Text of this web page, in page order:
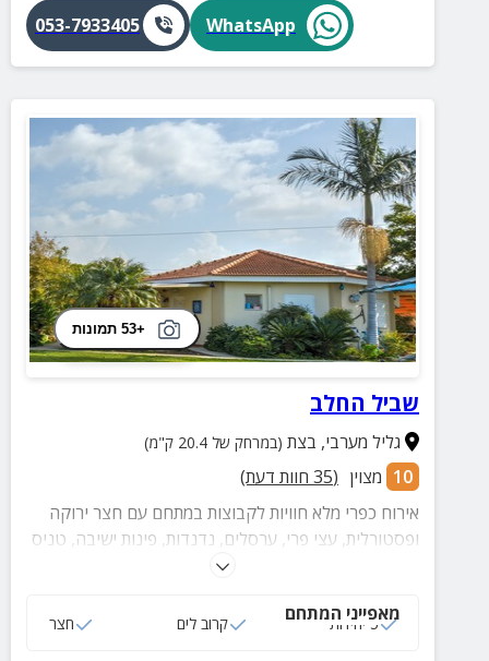
WhatsApp
053-7933405
+53 תמונות
שביל החלב
גליל מערבי, בצת (במרחק של 20.4 ק"מ)
10 מצוין (
35 חוות דעת)
אירוח כפרי מלא חוויות לקבוצות במתחם עם חצר ירוקה
ופסטורלית, עצי פרי, ערסלים, נדנדות, פינות ישיבה, טניס
מאפייני המתחם
5 יחידות קרוב לים חצר